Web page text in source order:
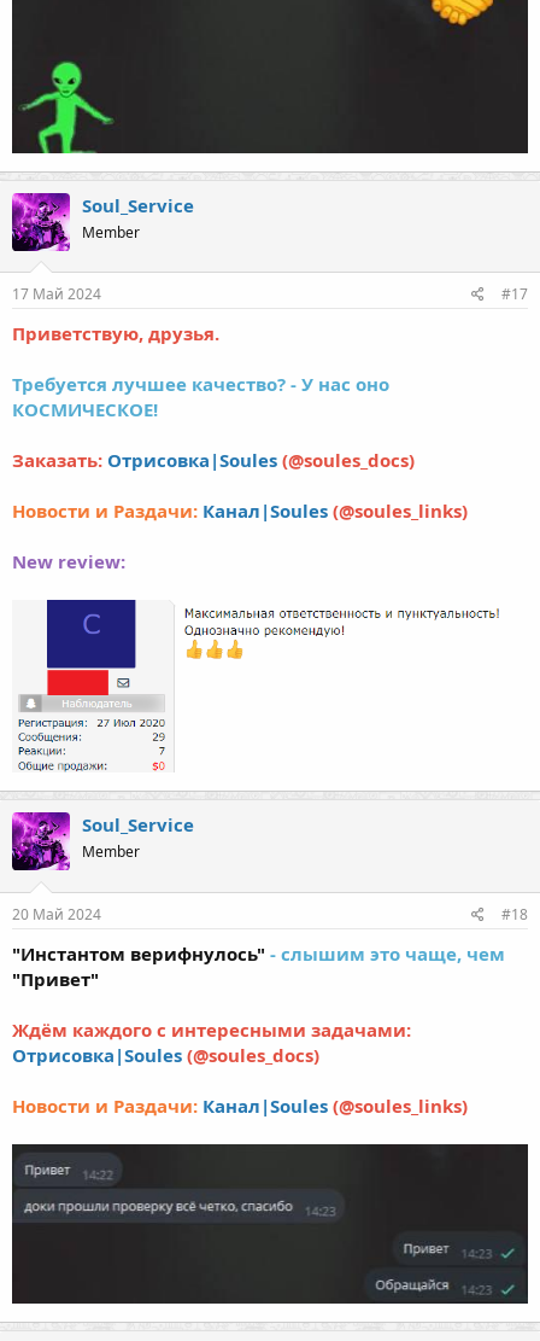
Soul_Service
Member
17 Май 2024 #17
Приветствую, друзья.
Требуется лучшее качество? - У нас оно
КОСМИЧЕСКОЕ!
Заказать: Отрисовка|Soules (@soules_docs)
Новости и Раздачи: Канал|Soules (@soules_links)
New review:
Soul_Service
Member
20 Май 2024 #18
"Инстантом верифнулось" - слышим это чаще, чем
"Привет"
Ждём каждого с интересными задачами:
Отрисовка|Soules (@soules_docs)
Новости и Раздачи: Канал|Soules (@soules_links)